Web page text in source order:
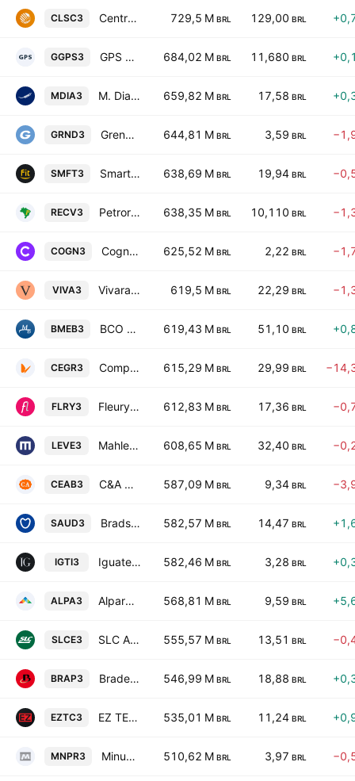
CLSC3 Centrais Eletricas de Santa Catarina S.A. 729,5 M BRL 129,00 BRL
GGPS3 GPS Participacoes e Empreendimentos SA 684,02 M BRL 11,680 BRL
MDIA3 M. Dias Branco SA Industria e Comercio de Alimentos 659,82 M BRL 17,58 BRL
GRND3 Grendene S.A. 644,81 M BRL 3,59 BRL
SMFT3 Smartfit Escola de Ginastica e Danca SA 638,69 M BRL 19,94 BRL
RECV3 Petroreconcavo SA 638,35 M BRL 10,110 BRL
COGN3 Cogna Educacao S.A. 625,52 M BRL 2,22 BRL
VIVA3 Vivara Participacoes SA 619,5 M BRL 22,29 BRL
BMEB3 BCO Mercantil do Brasil SA 619,43 M BRL 51,10 BRL
CEGR3 Companhia Distribuidora de Gas do Rio de Janeiro 615,29 M BRL 29,99 BRL
FLRY3 Fleury SA 612,83 M BRL 17,36 BRL
LEVE3 Mahle-Metal Leve S.A. 608,65 M BRL 32,40 BRL
CEAB3 C&A Modas SA 587,09 M BRL 9,34 BRL
SAUD3 Bradsaude SA 582,57 M BRL 14,47 BRL
IGTI3 Iguatemi SA 582,46 M BRL 3,28 BRL
ALPA3 Alpargatas SA 568,81 M BRL 9,59 BRL
SLCE3 SLC Agricola S.A. 555,57 M BRL 13,51 BRL
BRAP3 Bradespar S.A. 546,99 M BRL 18,88 BRL
EZTC3 EZ TEC Empreendimentos e Participacoes SA 535,01 M BRL 11,24 BRL
MNPR3 Minupar Participacoes S.A. 510,62 M BRL 3,97 BRL